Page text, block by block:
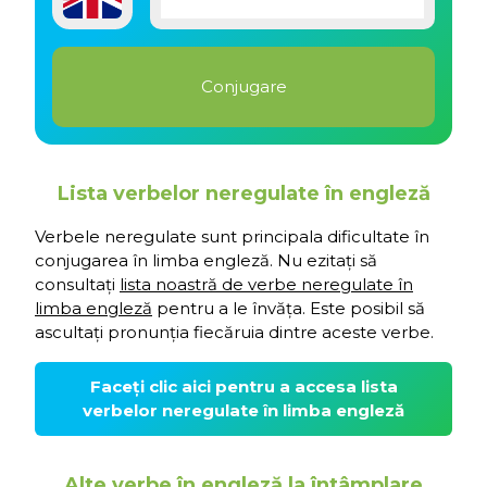
Lista verbelor neregulate în engleză
Verbele neregulate sunt principala dificultate în
conjugarea în limba engleză. Nu ezitați să
consultați lista noastră de verbe neregulate în
limba engleză pentru a le învăța. Este posibil să
ascultați pronunția fiecăruia dintre aceste verbe.
Faceți clic aici pentru a accesa lista
verbelor neregulate în limba engleză